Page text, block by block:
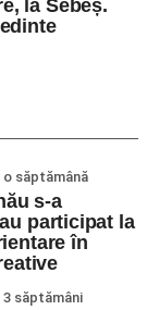
la Sebeș.
o săptămână
s-a
participat la
în
3 săptămâni